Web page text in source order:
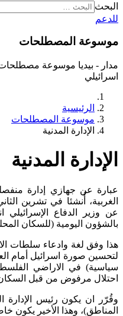
البحث
للدعم
موسوعة المصطلحات
اسرائيلي
الرئيسية
موسوعة المصطلحات
الإدارة المدنية
الإدارة المدنية
عبارة عن جهازي إدارة
عن وزير الدفاع الإسرائيلي
بالشؤون اليومية (للسكان
هذا وفق لغة وادعاء سلطات
لتحسين صورة اسرائيل أمام
سياسية) في الاراضي
احتلال مرفوض من قبل
وقُرّر ان يكون رئيس الإدارة
المناطق)، وهذا الأخير يكون